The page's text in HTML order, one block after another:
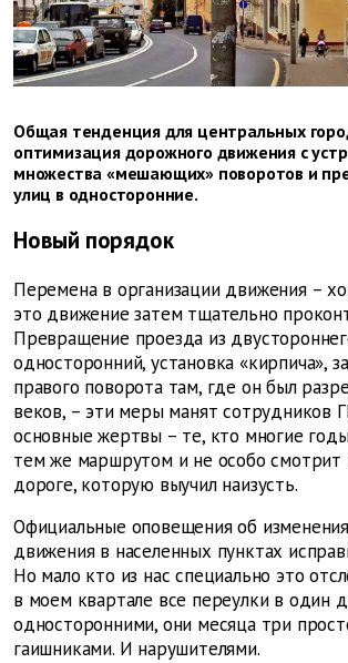
Общая тенденция для центральных
оптимизация дорожного движения с
множества «мешающих» поворотов и
улиц в односторонние.
Новый порядок
Перемена в организации движения –
это движение затем тщательно
Превращение проезда из
односторонний, установка «кирпича»,
правого поворота там, где он был
веков, – эти меры манят сотрудников
основные жертвы – те, кто многие
тем же маршрутом и не особо смотрит
дороге, которую выучил наизусть.
Официальные оповещения об
движения в населенных пунктах
Но мало кто из нас специально это
в моем квартале все переулки в один
односторонними, они месяца три
гаишниками. И нарушителями.